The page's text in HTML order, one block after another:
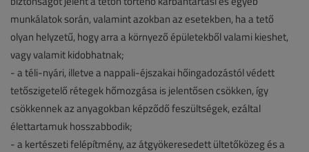
munkálatok során, valamint azokban az esetekben, ha a tető
olyan helyzetű, hogy arra a környező épületekből valami kieshet,
vagy valamit kidobhatnak;
- a téli-nyári, illetve a nappali-éjszakai hőingadozástól védett
tetőszigetelő rétegek hőmozgása is jelentősen csökken, így
csökkennek az anyagokban képződő feszültségek, ezáltal
élettartamuk hosszabbodik;
- a kertészeti felépítmény, az átgyökeresedett ültetőközeg és a